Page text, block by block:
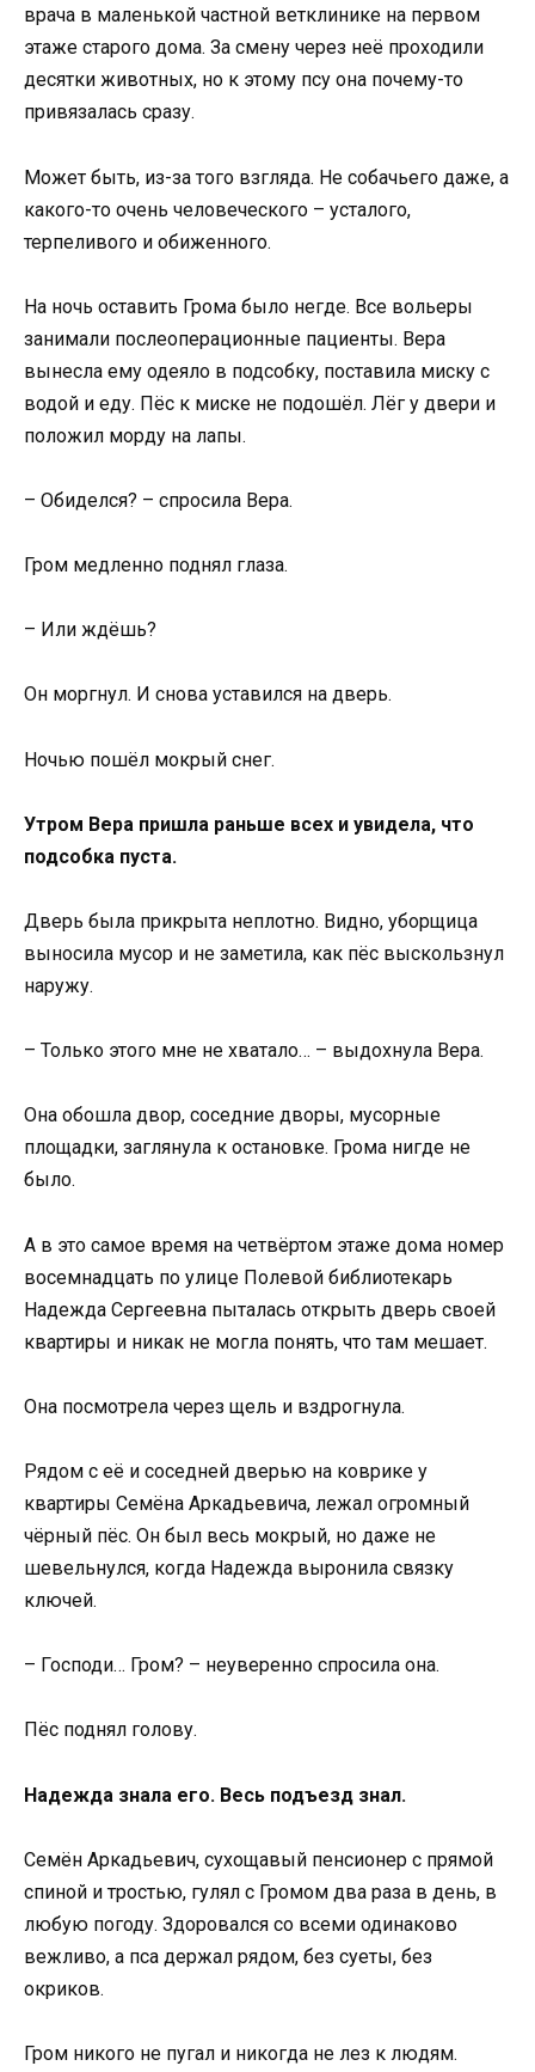
врача в маленькой частной ветклинике на первом
этаже старого дома. За смену через неё проходили
десятки животных, но к этому псу она почему-то
привязалась сразу.
Может быть, из-за того взгляда. Не собачьего даже, а
какого-то очень человеческого – усталого,
терпеливого и обиженного.
На ночь оставить Грома было негде. Все вольеры
занимали послеоперационные пациенты. Вера
вынесла ему одеяло в подсобку, поставила миску с
водой и еду. Пёс к миске не подошёл. Лёг у двери и
положил морду на лапы.
– Обиделся? – спросила Вера.
Гром медленно поднял глаза.
– Или ждёшь?
Он моргнул. И снова уставился на дверь.
Ночью пошёл мокрый снег.
Утром Вера пришла раньше всех и увидела, что
подсобка пуста.
Дверь была прикрыта неплотно. Видно, уборщица
выносила мусор и не заметила, как пёс выскользнул
наружу.
– Только этого мне не хватало… – выдохнула Вера.
Она обошла двор, соседние дворы, мусорные
площадки, заглянула к остановке. Грома нигде не
было.
А в это самое время на четвёртом этаже дома номер
восемнадцать по улице Полевой библиотекарь
Надежда Сергеевна пыталась открыть дверь своей
квартиры и никак не могла понять, что там мешает.
Она посмотрела через щель и вздрогнула.
Рядом с её и соседней дверью на коврике у
квартиры Семёна Аркадьевича, лежал огромный
чёрный пёс. Он был весь мокрый, но даже не
шевельнулся, когда Надежда выронила связку
ключей.
– Господи… Гром? – неуверенно спросила она.
Пёс поднял голову.
Надежда знала его. Весь подъезд знал.
Семён Аркадьевич, сухощавый пенсионер с прямой
спиной и тростью, гулял с Громом два раза в день, в
любую погоду. Здоровался со всеми одинаково
вежливо, а пса держал рядом, без суеты, без
окриков.
Гром никого не пугал и никогда не лез к людям.